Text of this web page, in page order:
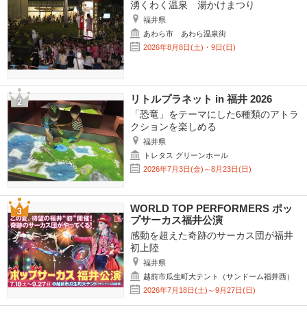
湧くわく温泉 湯かけまつり
福井県
あわら市 あわら温泉街
2026年8月8日(土)・9日(日)
リトルプラネット in 福井 2026
「恐竜」をテーマにした6種類のアトラ
クションを楽しめる
福井県
トレタス グリーンホール
2026年7月3日(金)～8月23日(日)
WORLD TOP PERFORMERS ポッ
プサーカス福井公演
感動を超えた奇跡のサーカス団が福井
初上陸
福井県
越前市瓜生町大テント（サンドーム福井西）
2026年7月18日(土)～9月27日(日)